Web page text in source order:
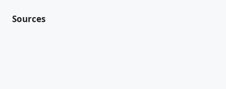
Sources